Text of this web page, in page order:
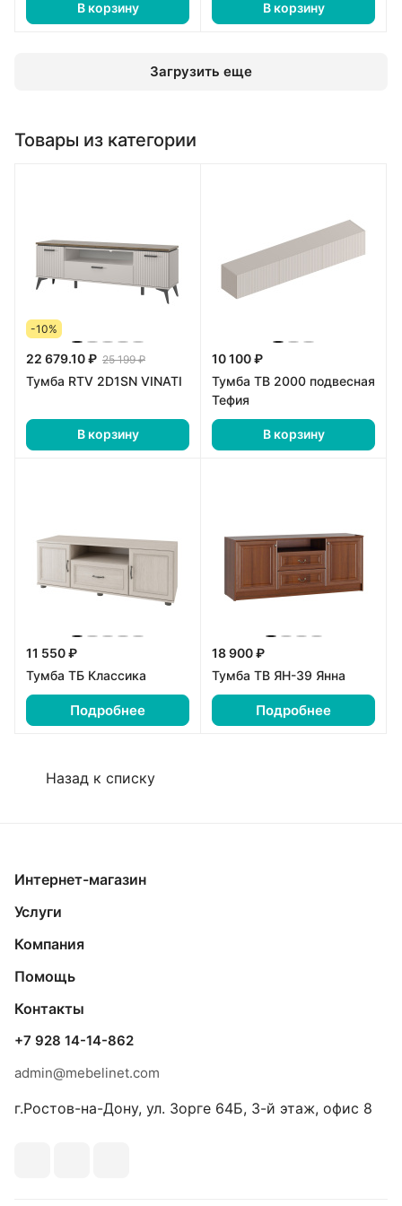
В корзину В корзину
Загрузить еще
Товары из категории
-10%
22 679.10 ₽ 25 199 ₽
Тумба RTV 2D1SN VINATI
В корзину
10 100 ₽
Тумба ТВ 2000 подвесная
Тефия
В корзину
11 550 ₽
Тумба ТБ Классика
Подробнее
18 900 ₽
Тумба ТВ ЯН-39 Янна
Подробнее
Назад к списку
Интернет-магазин
Услуги
Компания
Помощь
Контакты
+7 928 14-14-862
admin@mebelinet.com
г.Ростов-на-Дону, ул. Зорге 64Б, 3-й этаж, офис 8